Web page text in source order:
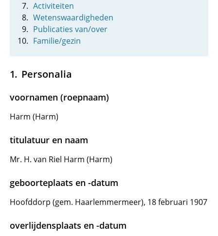
Activiteiten
Wetenswaardigheden
Publicaties van/over
Familie/gezin
Personalia
voornamen (roepnaam)
Harm (Harm)
titulatuur en naam
Mr. H. van Riel Harm (Harm)
geboorteplaats en -datum
Hoofddorp (gem. Haarlemmermeer), 18 februari 1907
overlijdensplaats en -datum